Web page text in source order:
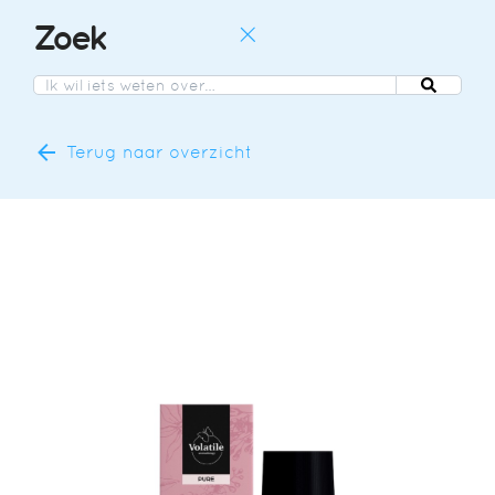
Zoek
Terug naar overzicht